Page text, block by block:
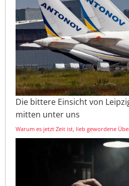
Die bittere Einsicht von
mitten unter uns
Warum es jetzt Zeit ist, lieb gewordene